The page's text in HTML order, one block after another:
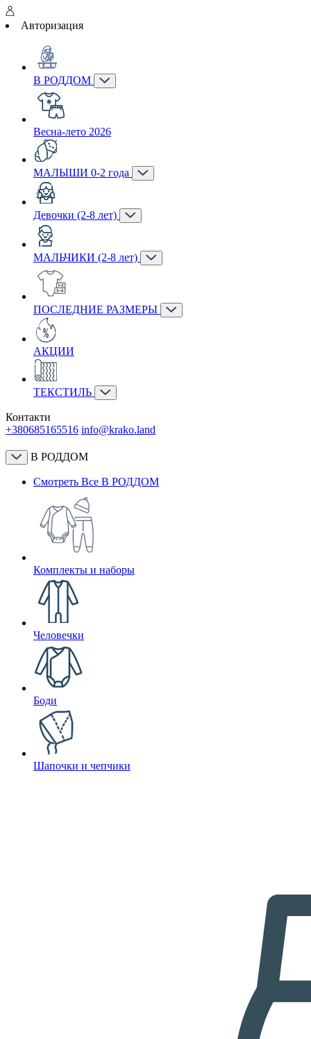
Авторизация
В РОДДОМ
Весна-лето 2026
МАЛЫШИ 0-2 года
Девочки (2-8 лет)
МАЛЬЧИКИ (2-8 лет)
ПОСЛЕДНИЕ РАЗМЕРЫ
АКЦИИ
ТЕКСТИЛЬ
Контакти
+380685165516 info@krako.land
В РОДДОМ
Смотреть Все В РОДДОМ
Комплекты и наборы
Человечки
Боди
Шапочки и чепчики